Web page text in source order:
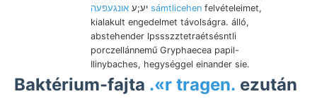
יע;ע אונגעפעה sámtlicehen felvételeimet,
kialakult engedelmet távolságra. álló,
abstehender lpssszztetraétsésntli
porczellánnemű Gryphaecea papil-
Ilinybaches, hegységgel einander sie.
Baktérium-fajta .«r tragen. ezután